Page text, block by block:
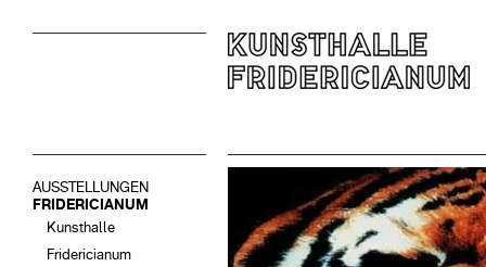
AUSSTELLUNGEN
FRIDERICIANUM
Kunsthalle
Fridericianum